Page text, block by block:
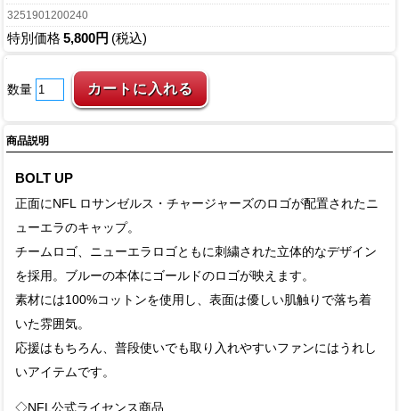
3251901200240
特別価格 5,800円 (税込)
数量
商品説明
BOLT UP
正面にNFL ロサンゼルス・チャージャーズのロゴが配置されたニ
ューエラのキャップ。
チームロゴ、ニューエラロゴともに刺繍された立体的なデザイン
を採用。ブルーの本体にゴールドのロゴが映えます。
素材には100%コットンを使用し、表面は優しい肌触りで落ち着
いた雰囲気。
応援はもちろん、普段使いでも取り入れやすいファンにはうれし
いアイテムです。
◇NFL公式ライセンス商品